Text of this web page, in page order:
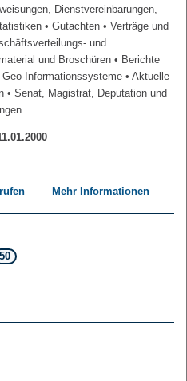
Dienstvereinbarungen,
• Gutachten • Verträge und
und
und Broschüren • Berichte
Informationssysteme • Aktuelle
• Senat, Magistrat, Deputation und
Mehr Informationen
50